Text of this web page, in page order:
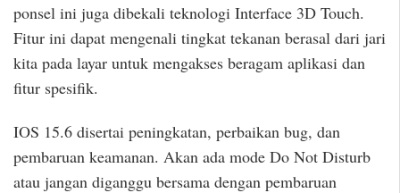
ponsel ini juga dibekali teknologi Interface 3D Touch.
Fitur ini dapat mengenali tingkat tekanan berasal dari jari
kita pada layar untuk mengakses beragam aplikasi dan
fitur spesifik.
IOS 15.6 disertai peningkatan, perbaikan bug, dan
pembaruan keamanan. Akan ada mode Do Not Disturb
atau jangan diganggu bersama dengan pembaruan